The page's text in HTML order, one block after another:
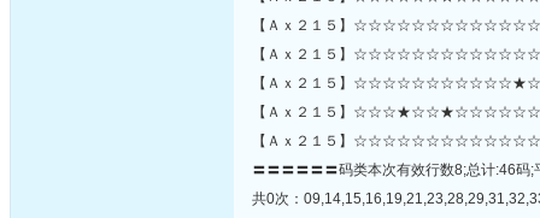
【Ａｘ２１５】
【Ａｘ２１５】
【Ａｘ２１５】
【Ａｘ２１５】
【Ａｘ２１５】
〓〓〓〓〓〓码类本次有效行数8;总计:46码
共0次：